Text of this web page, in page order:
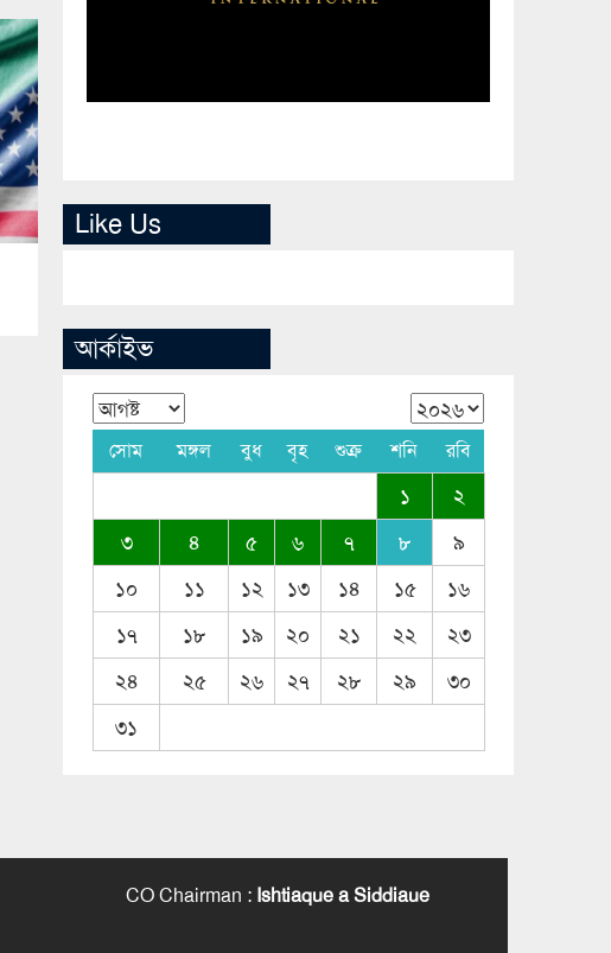
Like Us
আর্কাইভ
সোম মঙ্গল বুধ বৃহ শুক্র শনি রবি
১
২
৩
৪ ৫ ৬ ৭ ৮
৯
১০
১১ ১২ ১৩ ১৪ ১৫
১৬
১৭
১৮ ১৯ ২০ ২১ ২২
২৩
২৪
২৫ ২৬ ২৭ ২৮ ২৯
৩০
৩১
CO Chairman : Ishtiaque a Siddiaue